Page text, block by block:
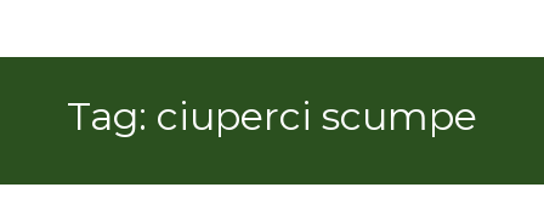
Tag: ciuperci scumpe